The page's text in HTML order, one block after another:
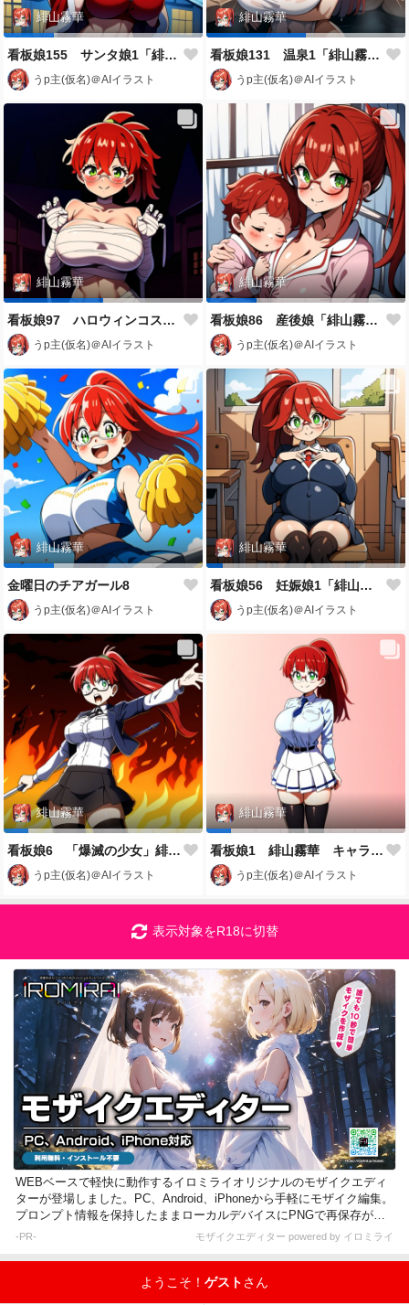
緋山霧華
看板娘155 サンタ娘1「緋山霧華」
うp主(仮名)＠AIイラスト
緋山霧華
看板娘131 温泉1「緋山霧華」
うp主(仮名)＠AIイラスト
緋山霧華
看板娘97 ハロウィンコスプレ1
うp主(仮名)＠AIイラスト
緋山霧華
看板娘86 産後娘「緋山霧華」
うp主(仮名)＠AIイラスト
緋山霧華
金曜日のチアガール8
うp主(仮名)＠AIイラスト
緋山霧華
看板娘56 妊娠娘1「緋山霧華」
うp主(仮名)＠AIイラスト
緋山霧華
看板娘6 「爆滅の少女」緋山霧華
うp主(仮名)＠AIイラスト
緋山霧華
看板娘1 緋山霧華 キャラクター設定
うp主(仮名)＠AIイラスト
表示対象をR18に切替
WEBベースで軽快に動作するイロミライオリジナルのモザイクエディ
ターが登場しました。PC、Android、iPhoneから手軽にモザイク編集。
プロンプト情報を保持したままローカルデバイスにPNGで再保存が可
能です。
-PR- モザイクエディター powered by イロミライ
ようこそ！ ゲストさん